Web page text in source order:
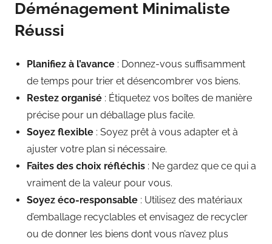
Déménagement Minimaliste
Réussi
Planifiez à l’avance : Donnez-vous suffisamment
de temps pour trier et désencombrer vos biens.
Restez organisé : Étiquetez vos boîtes de manière
précise pour un déballage plus facile.
Soyez flexible : Soyez prêt à vous adapter et à
ajuster votre plan si nécessaire.
Faites des choix réfléchis : Ne gardez que ce qui a
vraiment de la valeur pour vous.
Soyez éco-responsable : Utilisez des matériaux
d’emballage recyclables et envisagez de recycler
ou de donner les biens dont vous n’avez plus